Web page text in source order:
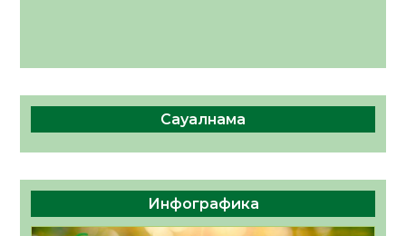
Сауалнама
Инфографика